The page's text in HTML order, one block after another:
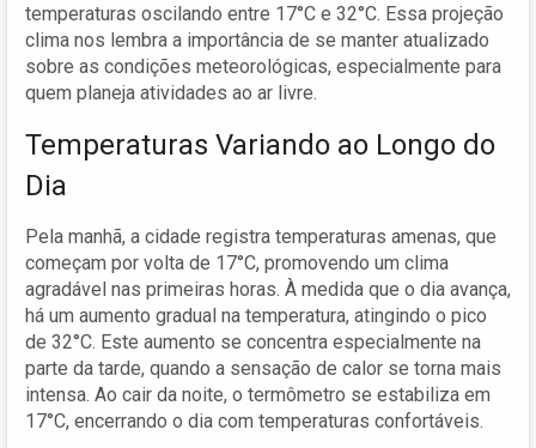
temperaturas oscilando entre 17°C e 32°C. Essa projeção
clima nos lembra a importância de se manter atualizado
sobre as condições meteorológicas, especialmente para
quem planeja atividades ao ar livre.
Temperaturas Variando ao Longo do
Dia
Pela manhã, a cidade registra temperaturas amenas, que
começam por volta de 17°C, promovendo um clima
agradável nas primeiras horas. À medida que o dia avança,
há um aumento gradual na temperatura, atingindo o pico
de 32°C. Este aumento se concentra especialmente na
parte da tarde, quando a sensação de calor se torna mais
intensa. Ao cair da noite, o termômetro se estabiliza em
17°C, encerrando o dia com temperaturas confortáveis.